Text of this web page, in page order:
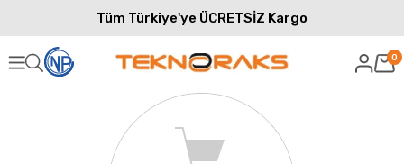
Tüm Türkiye'ye ÜCRETSİZ Kargo
0